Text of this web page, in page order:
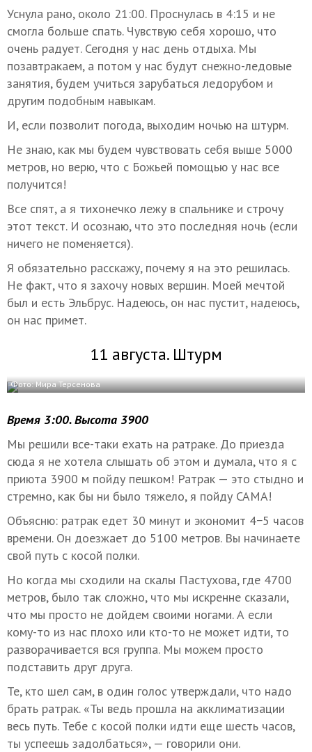
Уснула рано, около 21:00. Проснулась в 4:15 и не
смогла больше спать. Чувствую себя хорошо, что
очень радует. Сегодня у нас день отдыха. Мы
позавтракаем, а потом у нас будут снежно-ледовые
занятия, будем учиться зарубаться ледорубом и
другим подобным навыкам.
И, если позволит погода, выходим ночью на штурм.
Не знаю, как мы будем чувствовать себя выше 5000
метров, но верю, что с Божьей помощью у нас все
получится!
Все спят, а я тихонечко лежу в спальнике и строчу
этот текст. И осознаю, что это последняя ночь (если
ничего не поменяется).
Я обязательно расскажу, почему я на это решилась.
Не факт, что я захочу новых вершин. Моей мечтой
был и есть Эльбрус. Надеюсь, он нас пустит, надеюсь,
он нас примет.
11 августа. Штурм
Фото: Мира Терсенова
Время 3:00. Высота 3900
Мы решили все-таки ехать на ратраке. До приезда
сюда я не хотела слышать об этом и думала, что я с
приюта 3900 м пойду пешком! Ратрак — это стыдно и
стремно, как бы ни было тяжело, я пойду САМА!
Объясню: ратрак едет 30 минут и экономит 4−5 часов
времени. Он доезжает до 5100 метров. Вы начинаете
свой путь с косой полки.
Но когда мы сходили на скалы Пастухова, где 4700
метров, было так сложно, что мы искренне сказали,
что мы просто не дойдем своими ногами. А если
кому-то из нас плохо или кто-то не может идти, то
разворачивается вся группа. Мы можем просто
подставить друг друга.
Те, кто шел сам, в один голос утверждали, что надо
брать ратрак. «Ты ведь прошла на акклиматизации
весь путь. Тебе с косой полки идти еще шесть часов,
ты успеешь задолбаться», — говорили они.